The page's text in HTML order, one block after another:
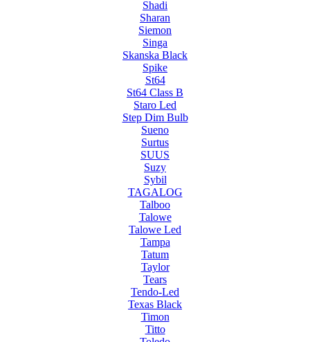
Shadi
Sharan
Siemon
Singa
Skanska Black
Spike
St64
St64 Class B
Staro Led
Step Dim Bulb
Sueno
Surtus
SUUS
Suzy
Sybil
TAGALOG
Talboo
Talowe
Talowe Led
Tampa
Tatum
Taylor
Tears
Tendo-Led
Texas Black
Timon
Titto